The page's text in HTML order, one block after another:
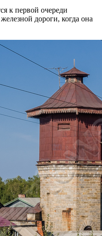
к первой очереди
дороги, когда она